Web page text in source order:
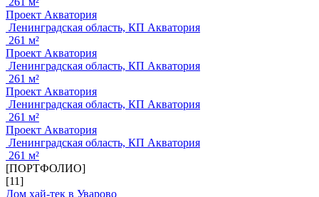
Проект Акватория
Ленинградская область, КП Акватория
261 м²
Проект Акватория
Ленинградская область, КП Акватория
261 м²
Проект Акватория
Ленинградская область, КП Акватория
261 м²
Проект Акватория
Ленинградская область, КП Акватория
261 м²
[ПОРТФОЛИО]
[11]
Дом хай-тек в Уварово